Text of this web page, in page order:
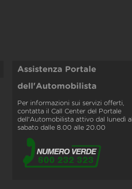
Assistenza Portale
dell'Automobilista
Per informazioni sui servizi offerti,
contatta il Call Center del Portale
dell'Automobilista attivo dal lunedì al
sabato dalle 8.00 alle 20.00